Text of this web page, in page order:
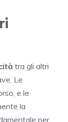
tra gli altri
Le
e le
la
per